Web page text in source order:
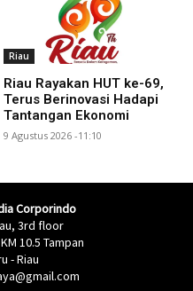
Riau
Riau Rayakan HUT ke-69,
Terus Berinovasi Hadapi
Tantangan Ekonomi
9 Agustus 2026 -11:10
Corporindo
3rd floor
10.5 Tampan
- Riau